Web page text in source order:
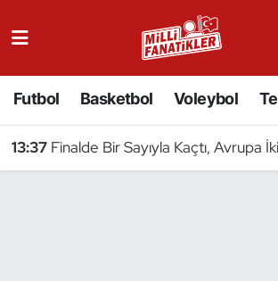
Futbol Basketbol Voleybol
13:37 Finalde Bir Sayıyla Kaçtı, Avrupa
Badminton